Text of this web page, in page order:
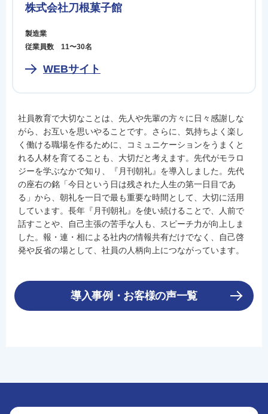
株式会社刀根菓子館
製造業
従業員数 11〜30名
WEBサイト
社員教育で大切なことは、先人や先輩の方々に日々感謝しな
がら、お互いを思いやることです。さらに、気持ちよく楽し
く働ける職場を作るために、コミュニケーションをうまくと
れる人材を育てることも、大切だと考えます。先代がモラロ
ジーを学ぶなかで知り、『月刊朝礼』を導入しました。先代
の座右の銘「今日という日は残された人生の第一日目であ
る」から、朝礼を一日で最も重要な時間として、大切に活用
しています。長年『月刊朝礼』を使い続けることで、人前で
話すことや、自己主張の苦手な人も、スピーチ力が向上しま
した。報・連・相による社内の情報共有だけでなく、自己啓
発や反省の場として、社員の人柄向上につながっています。
導入事例・お客様の声一覧